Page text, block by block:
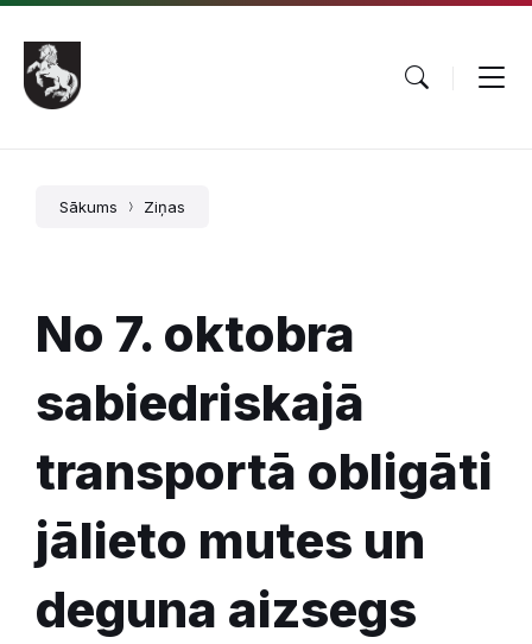
Pāriet
saturu
Skip
main
navigation
Skip
footer
Sākums Ziņas
No 7. oktobra
sabiedriskajā
transportā obligāti
jālieto mutes un
deguna aizsegs